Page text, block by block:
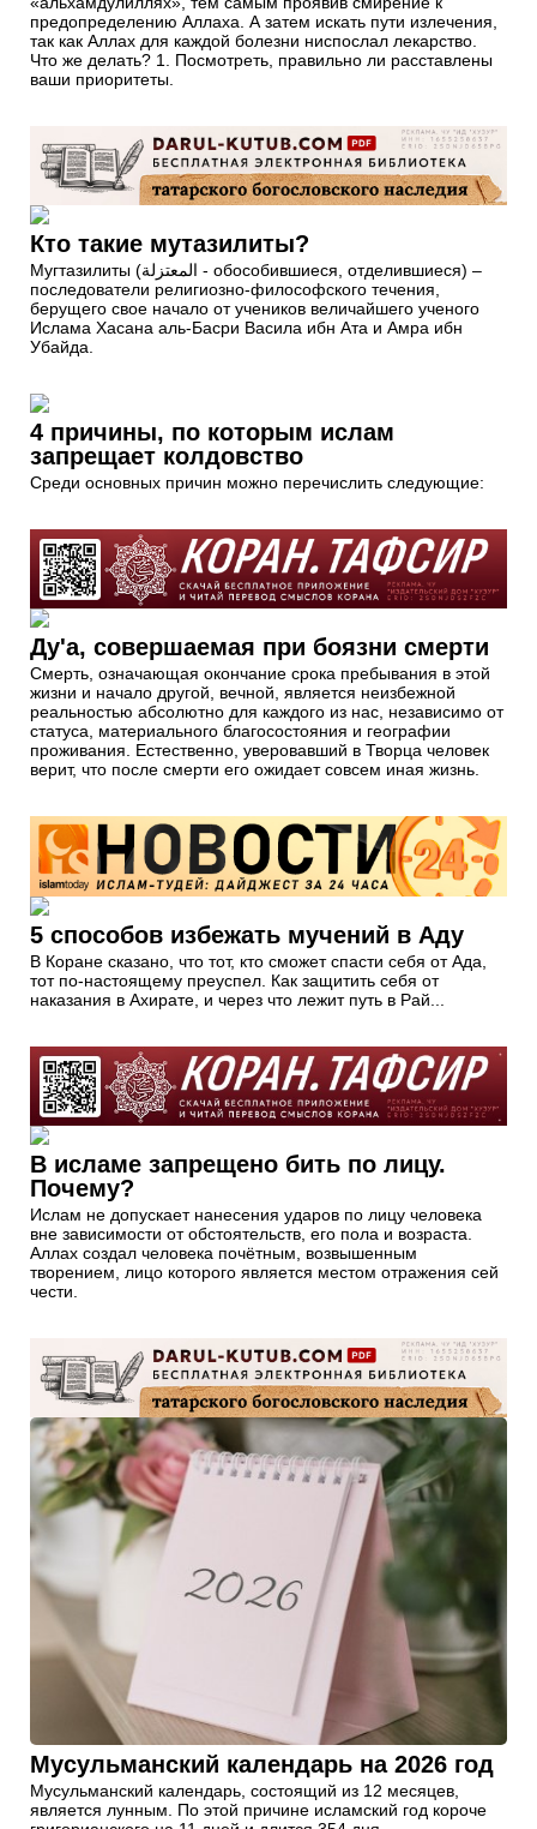
предопределению Аллаха. А затем искать пути излечения,
так как Аллах для каждой болезни ниспослал лекарство.
Что же делать? 1. Посмотреть, правильно ли расставлены
ваши приоритеты.
Кто такие мутазилиты?
Мугтазилиты (المعتزلة‎‎ - обособившиеся, отделившиеся) –
последователи религиозно-философского течения,
берущего свое начало от учеников величайшего ученого
Ислама Хасана аль-Басри Васила ибн Ата и Амра ибн
Убайда.
4 причины, по которым ислам
запрещает колдовство
Среди основных причин можно перечислить следующие:
Ду'а, совершаемая при боязни смерти
Смерть, означающая окончание срока пребывания в этой
жизни и начало другой, вечной, является неизбежной
реальностью абсолютно для каждого из нас, независимо от
статуса, материального благосостояния и географии
проживания. Естественно, уверовавший в Творца человек
верит, что после смерти его ожидает совсем иная жизнь.
5 cпособов избежать мучений в Аду
В Коране сказано, что тот, кто сможет спасти себя от Ада,
тот по-настоящему преуспел. Как защитить себя от
наказания в Ахирате, и через что лежит путь в Рай...
В исламе запрещено бить по лицу.
Почему?
Ислам не допускает нанесения ударов по лицу человека
вне зависимости от обстоятельств, его пола и возраста.
Аллах создал человека почётным, возвышенным
творением, лицо которого является местом отражения сей
чести.
Мусульманский календарь на 2026 год
Мусульманский календарь, состоящий из 12 месяцев,
является лунным. По этой причине исламский год короче